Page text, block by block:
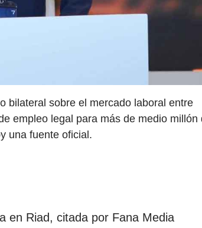
bilateral sobre el mercado laboral entre
empleo legal para más de medio millón
una fuente oficial.
en Riad, citada por Fana Media